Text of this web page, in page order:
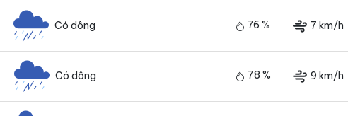
Có dông 76 % 7 km/h
Có dông 78 % 9 km/h